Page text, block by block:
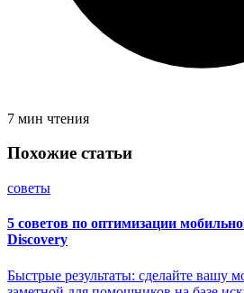
7 мин чтения
Похожие статьи
советы
5 советов по оптимизации
Discovery
Быстрые результаты: сделайте вашу